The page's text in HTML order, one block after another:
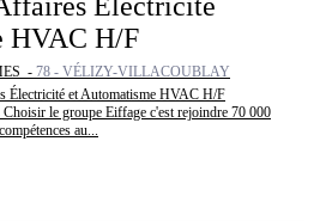
HVAC H/F
- 78 - VÉLIZY-VILLACOUBLAY
Électricité et Automatisme HVAC H/F
le groupe Eiffage c'est rejoindre 70 000
au...